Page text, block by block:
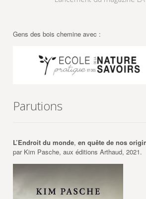
Gens des bois chemine avec :
Parutions
L’Endroit du monde, en quête de nos
par Kim Pasche, aux éditions Arthaud, 2021.